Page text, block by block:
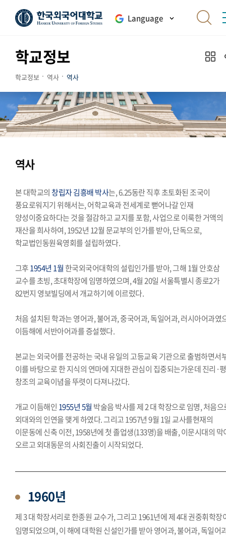
Language
학교정보
학교정보 역사 역사
역사
본 대학교의 창립자 김흥배 박사는, 6.25동란 직후 초토화된 조국이
풍요로워지기 위해서는, 어학교육과 전세계로 뻗어나갈 인재
양성이중요하다는 것을 절감하고 교지를 포함, 사업으로 이룩한 거액의
재산을 희사하여, 1952년 12월 문교부의 인가를 받아, 단독으로,
학교법인동원육영회를 설립하였다.
그후1954년 1월 한국외국어대학의 설립인가를 받아, 그해 1월 안호삼
교수를 초빙, 초대학장에 임명하였으며, 4월 20일 서울특별시 종로2가
82번지 영보빌딩에서 개교하기에 이르렀다.
처음 설치된 학과는 영어과, 불어과, 중국어과, 독일어과, 러시아어과였
이듬해에 서반아어과를 증설했다.
본교는 외국어를 전공하는 국내 유일의 고등교육 기관으로 출범하면서
이를 바탕으로 한 지식의 연마에 지대한 관심이 집중되는가운데 진리·
창조의 교육이념을 뚜렷이 다져나갔다.
개교 이듬해인 1955년 5월 박술음 박사를 제 2 대 학장으로 임명, 처음으
외대와의 인연을 맺게 하였다. 그리고 1957년 9월 1일 교사를현재의
이문동에 신축 이전, 1958년에 첫 졸업생(133명)을 배출, 이문시대의 막
오르고 외대동문의 사회진출이 시작되었다.
1960년
제 3 대 학장서리로 한종원 교수가, 그리고 1961년에 제 4대 권중휘학장
임명되었으며, 이 해에 대학원 신설인가를 받아 영어과, 불어과, 독일어